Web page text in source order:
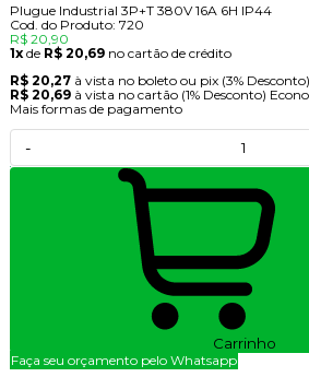
Plugue Industrial 3P+T 380V 16A 6H IP44
Cod. do Produto: 720
R$ 20,90
1xde R$ 20,69 no cartão de crédito
R$ 20,27 à vista no boleto ou pix (3% Desconto)
R$ 20,69 à vista no cartão (1% Desconto)
Mais formas de pagamento
-
Carrinho
Faça seu orçamento pelo Whatsapp